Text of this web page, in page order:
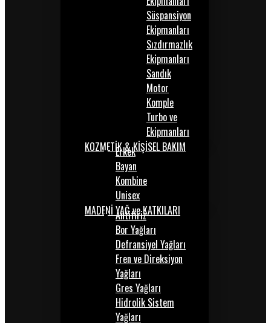
Süspansiyon
Ekipmanları
Sızdırmazlık
Ekipmanları
Sandık
Motor
Komple
Turbo ve
Ekipmanları
KOZMETİK & KİŞİSEL BAKIM
Erkek
Bayan
Kombine
Unisex
MADENİ YAĞ ve KATKILARI
Antifiriz
Bor Yağları
Defransiyel Yağları
Fren ve Direksiyon
Yağları
Gres Yağları
Hidrolik Sistem
Yağları